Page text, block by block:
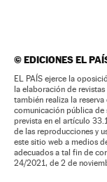
©EDICIONES EL
EL PAÍS ejerce la
la elaboración de
también realiza la
comunicación pública de
prevista en el artículo
de las reproducciones y
este sitio web a medios
adecuados a tal fin de
24/2021, de 2 de